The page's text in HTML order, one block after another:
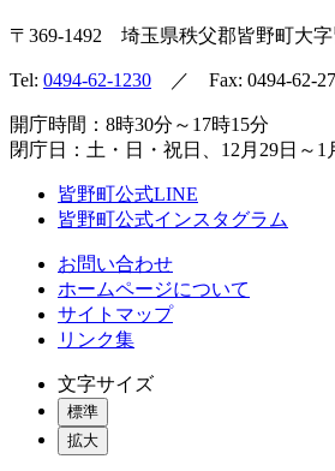
〒369-1492 埼玉県秩父郡皆野町大字
Tel: 0494-62-1230 ／ Fax: 0494-62-
開庁時間：8時30分～17時15分
閉庁日：土・日・祝日、12月29日～1
皆野町公式LINE
皆野町公式インスタグラム
お問い合わせ
ホームページについて
サイトマップ
リンク集
文字サイズ
標準
拡大